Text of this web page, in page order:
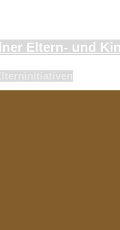
Eltern- und